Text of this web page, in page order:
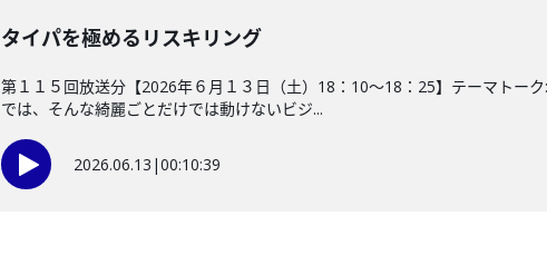
タイパを極めるリスキリング
第１１５回放送分【2026年６月１３日（土）18：10～18：25】テーマトー
では、そんな綺麗ごとだけでは動けないビジ...
2026.06.13 |00:10:39